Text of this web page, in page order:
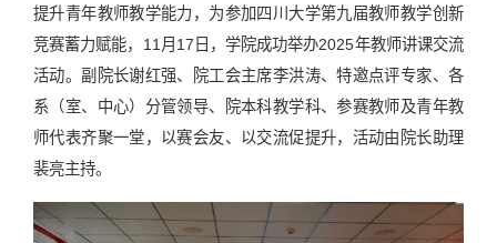
提升青年教师教学能力，为参加四川大学第九届教师教学创新
竞赛蓄力赋能，11月17日，学院成功举办2025年教师讲课交流
活动。副院长谢红强、院工会主席李洪涛、特邀点评专家、各
系（室、中心）分管领导、院本科教学科、参赛教师及青年教
师代表齐聚一堂，以赛会友、以交流促提升，活动由院长助理
裴亮主持。